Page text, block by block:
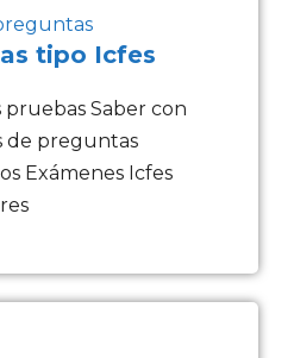
tipo Icfes
pruebas Saber con
de preguntas
Exámenes Icfes